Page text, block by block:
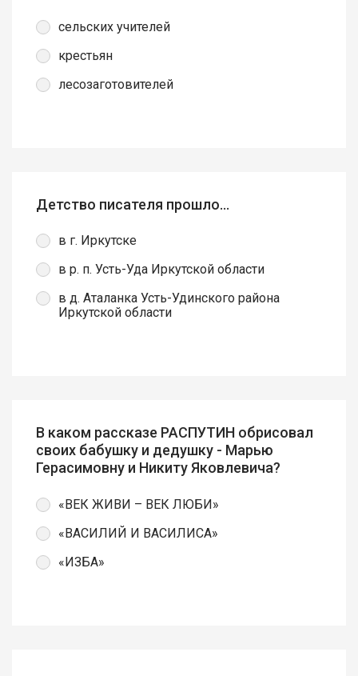
сельских учителей
крестьян
лесозаготовителей
Детство писателя прошло...
в г. Иркутске
в р. п. Усть-Уда Иркутской области
в д. Аталанка Усть-Удинского района
Иркутской области
В каком рассказе РАСПУТИН обрисовал
своих бабушку и дедушку - Марью
Герасимовну и Никиту Яковлевича?
«ВЕК ЖИВИ – ВЕК ЛЮБИ»
«ВАСИЛИЙ И ВАСИЛИСА»
«ИЗБА»